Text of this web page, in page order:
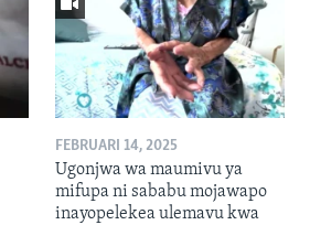
FEBRUARI 14, 2025
Ugonjwa wa maumivu ya
mifupa ni sababu mojawapo
inayopelekea ulemavu kwa